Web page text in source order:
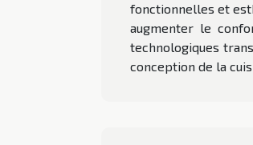
fonctionnelles et
augmenter le
technologiques
conception de la